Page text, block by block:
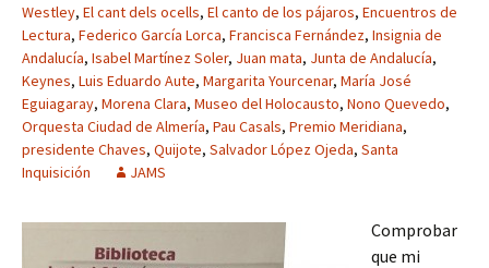
Westley, El cant dels ocells, El canto de los pájaros, Encuentros de
Lectura, Federico García Lorca, Francisca Fernández, Insignia de
Andalucía, Isabel Martínez Soler, Juan mata, Junta de Andalucía,
Keynes, Luis Eduardo Aute, Margarita Yourcenar, María José
Eguiagaray, Morena Clara, Museo del Holocausto, Nono Quevedo,
Orquesta Ciudad de Almería, Pau Casals, Premio Meridiana,
presidente Chaves, Quijote, Salvador López Ojeda, Santa
Inquisición
JAMS
Comprobar
que mi